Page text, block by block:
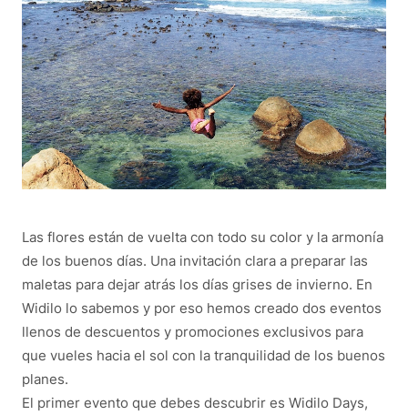
Las flores están de vuelta con todo su color y la armonía
de los buenos días. Una invitación clara a preparar las
maletas para dejar atrás los días grises de invierno. En
Widilo lo sabemos y por eso hemos creado dos eventos
llenos de descuentos y promociones exclusivos para
que vueles hacia el sol con la tranquilidad de los buenos
planes.
El primer evento que debes descubrir es Widilo Days,